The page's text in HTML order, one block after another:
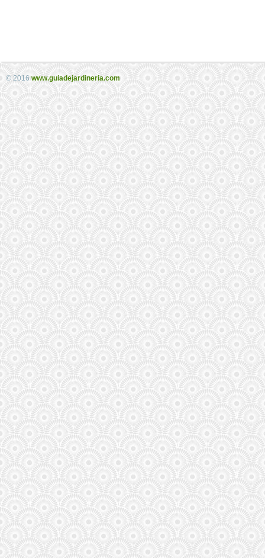
© 2016 www.guiadejardineria.com